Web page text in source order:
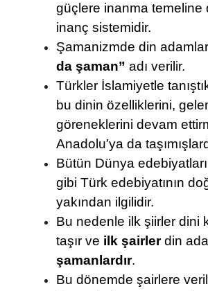
güçlere inanma temeline
inanç sistemidir.
Şamanizmde din
da şaman” adı verilir.
Türkler İslamiyetle
bu dinin özelliklerini,
göreneklerini devam
Anadolu’ya da
Bütün Dünya
gibi Türk edebiyatının
yakından ilgilidir.
Bu nedenle ilk şiirler dini
taşır ve ilk şairlerdin
şamanlardır.
Bu dönemde şairlere